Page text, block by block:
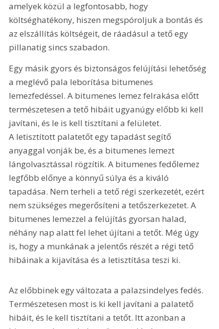
amelyek közül a legfontosabb, hogy
költséghatékony, hiszen megspóroljuk a bontás és
az elszállítás költségeit, de ráadásul a tető egy
pillanatig sincs szabadon.
Egy másik gyors és biztonságos felújítási lehetőség
a meglévő pala leborítása bitumenes
lemezfedéssel. A bitumenes lemez felrakása előtt
természetesen a tető hibáit ugyanúgy előbb ki kell
javítani, és le is kell tisztítani a felületet.
A letisztított palatetőt egy tapadást segítő
anyaggal vonják be, és a bitumenes lemezt
lángolvasztással rögzítik. A bitumenes fedőlemez
legfőbb előnye a könnyű súlya és a kiváló
tapadása. Nem terheli a tető régi szerkezetét, ezért
nem szükséges megerősíteni a tetőszerkezetet. A
bitumenes lemezzel a felújítás gyorsan halad,
néhány nap alatt fel lehet újítani a tetőt. Még úgy
is, hogy a munkának a jelentős részét a régi tető
hibáinak a kijavítása és a letisztítása teszi ki.
Az előbbinek egy változata a palazsindelyes fedés.
Természetesen most is ki kell javítani a palatető
hibáit, és le kell tisztítani a tetőt. Itt azonban a